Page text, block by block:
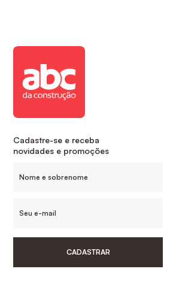
Cadastre-se e receba
novidades e promoções
CADASTRAR